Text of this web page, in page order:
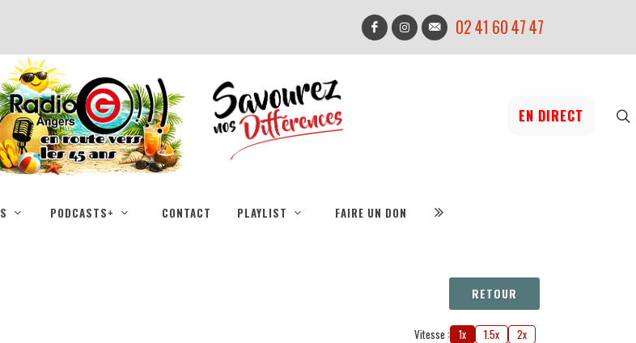
02 41 60 47 47
EN DIRECT
PODCASTS+ CONTACT PLAYLIST FAIRE UN DON
RETOUR
Vitesse : 1x 1.5x 2x